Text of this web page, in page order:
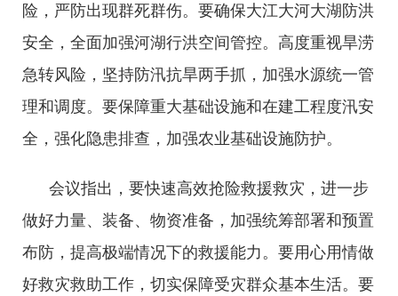
险，严防出现群死群伤。要确保大江大河大湖防洪
安全，全面加强河湖行洪空间管控。高度重视旱涝
急转风险，坚持防汛抗旱两手抓，加强水源统一管
理和调度。要保障重大基础设施和在建工程度汛安
全，强化隐患排查，加强农业基础设施防护。
会议指出，要快速高效抢险救援救灾，进一步
做好力量、装备、物资准备，加强统筹部署和预置
布防，提高极端情况下的救援能力。要用心用情做
好救灾救助工作，切实保障受灾群众基本生活。要